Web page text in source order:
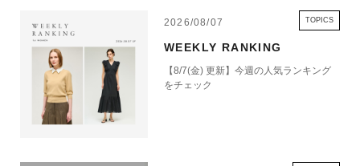
2026/08/07 TOPICS
WEEKLY RANKING
【8/7(金) 更新】今週の人気ランキング
をチェック